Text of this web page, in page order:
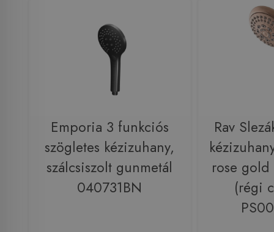
Emporia 3 funkciós
szögletes kézizuhany,
szálcsiszolt gunmetál
040731BN
Rav
rose gold
(régi